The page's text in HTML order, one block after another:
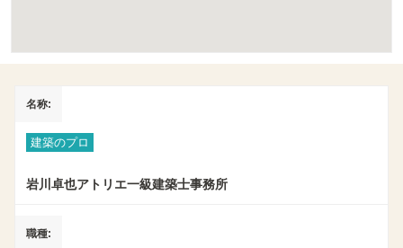
名称
建築のプロ
岩川卓也アトリエ一級建築士事務所
職種